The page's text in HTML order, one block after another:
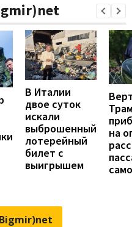
В Италии
двое суток
искали
выброшенный
лотерейный
билет с
выигрышем
на